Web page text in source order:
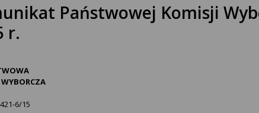
Państwowej Komisji
r.
6/15